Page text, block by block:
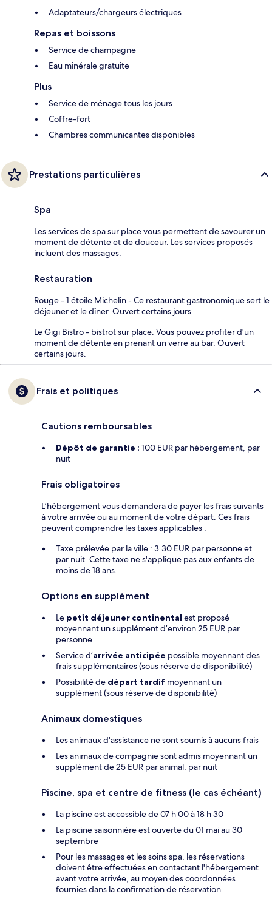
Adaptateurs/chargeurs électriques
Repas et boissons
Service de champagne
Eau minérale gratuite
Plus
Service de ménage tous les jours
Coffre-fort
Chambres communicantes disponibles
Prestations particulières
Spa
Les services de spa sur place vous permettent de savourer un
moment de détente et de douceur. Les services proposés
incluent des massages.
Restauration
Rouge - 1 étoile Michelin - Ce restaurant gastronomique sert le
déjeuner et le dîner. Ouvert certains jours.
Le Gigi Bistro - bistrot sur place. Vous pouvez profiter d'un
moment de détente en prenant un verre au bar. Ouvert
certains jours.
Frais et politiques
Cautions remboursables
Dépôt de garantie : 100 EUR par hébergement, par
nuit
Frais obligatoires
L’hébergement vous demandera de payer les frais suivants
à votre arrivée ou au moment de votre départ. Ces frais
peuvent comprendre les taxes applicables :
Taxe prélevée par la ville : 3.30 EUR par personne et
par nuit. Cette taxe ne s'applique pas aux enfants de
moins de 18 ans.
Options en supplément
Le petit déjeuner continental est proposé
moyennant un supplément d’environ 25 EUR par
personne
Service d’arrivée anticipée possible moyennant des
frais supplémentaires (sous réserve de disponibilité)
Possibilité de départ tardif moyennant un
supplément (sous réserve de disponibilité)
Animaux domestiques
Les animaux d'assistance ne sont soumis à aucuns frais
Les animaux de compagnie sont admis moyennant un
supplément de 25 EUR par animal, par nuit
Piscine, spa et centre de fitness (le cas échéant)
La piscine est accessible de 07 h 00 à 18 h 30
La piscine saisonnière est ouverte du 01 mai au 30
septembre
Pour les massages et les soins spa, les réservations
doivent être effectuées en contactant l'hébergement
avant votre arrivée, au moyen des coordonnées
fournies dans la confirmation de réservation